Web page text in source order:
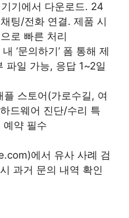
기에서 다운로드. 24
팅/전화 연결. 제품 시
로 빠른 처리
‘문의하기’ 폼 통해 제
파일 가능, 응답 1~2일
플 스토어(가로수길, 여
드웨어 진단/수리 특
예약 필수
에서 유사 사례 검
과거 문의 내역 확인